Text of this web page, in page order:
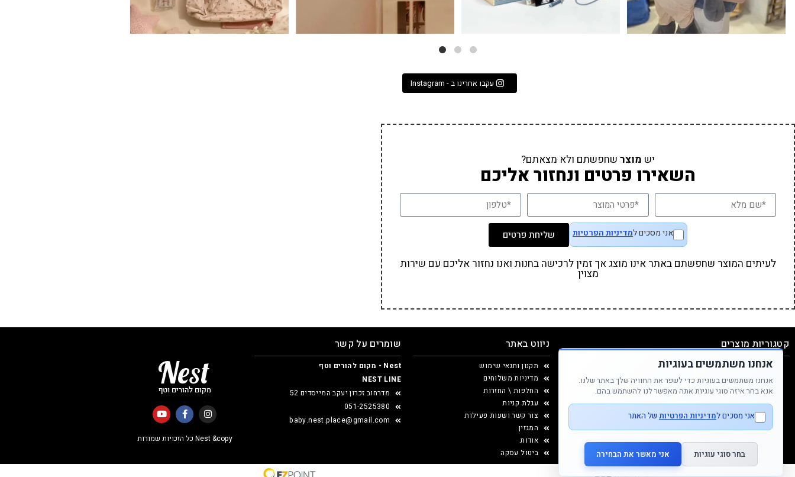
עקבו אחרינו ב - Instagram
יש מוצר שחפשתם ולא מצאתם?
השאירו פרטים ונחזור אליכם
אני מסכים למדיניות הפרטיות שליחת פרטים
לעיתים המוצר שחפשתם באתר אינו מוצג אך זמין לרכישה בחנות ואנו נחזור אליכם עם שירות
מצוין
קטגוריות מוצרים
משחקים
אביזרי אוכל
תיקים ואקססוריז
יצירה ומוצרי נייר
עיצוב החדר
רפואה משלימה
הנעלה
ניווט באתר
תקנון ותנאי שימוש
מדיניות משלוחים
החלפות \ החזרות
עגלת קניות
צור קשר ושעות פעילות
המגזין
אודות
ביטול עסקה
שומרים על קשר
Nest - מקום להורים וטף
NEST LINE
מדרחוב זכרון יעקב המייסדים 52
051-2525380
baby.nest.place@gmail.com
Nest &copy כל הזכויות שמורות
אנחנו משתמשים בעוגיות
אנחנו משתמשים בעוגיות כדי לשפר את החוויה שלך באתר שלנו.
אנא בחר איזה סוגי עוגיות אתה מאפשר לנו להשתמש בהם.
אני מסכים למדיניות הפרטיות של האתר
בחר סוגי עוגיות אני מאשר את הבחירהאנחנו כאן בשבילך